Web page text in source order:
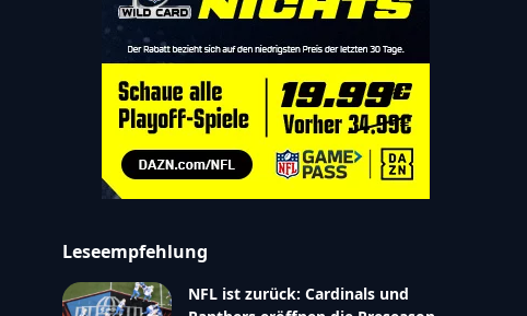
Leseempfehlung
NFL ist zurück: Cardinals und